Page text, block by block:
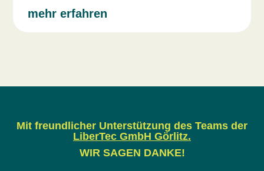
mehr erfahren
Mit freundlicher Unterstützung des Teams der
LiberTec GmbH Görlitz.
WIR SAGEN DANKE!